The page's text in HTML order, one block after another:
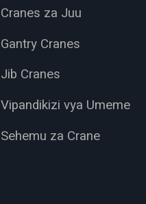
Cranes za Juu
Gantry Cranes
Jib Cranes
Vipandikizi vya Umeme
Sehemu za Crane